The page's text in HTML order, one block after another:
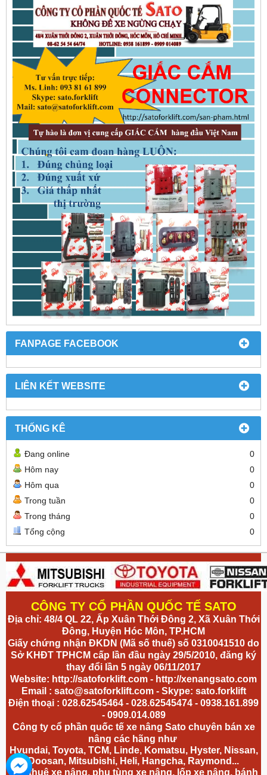
FANPAGE FACEBOOK
LIÊN KẾT WEBSITE
THỐNG KÊ
Đang online
0
Hôm nay
0
Hôm qua
0
Trong tuần
0
Trong tháng
0
Tổng cộng
0
CÔNG TY CỔ PHẦN QUỐC TẾ SATO
Địa chỉ: 48/4 QL 22, Ấp Xuân Thới Đông 2, Xã Xuân Thới
Đông, Huyện Hóc Môn, TP.HCM
Giấy chứng nhận ĐKDN (Mã số thuế) số 0310041510 do
Sở KHĐT TPHCM cấp lần đầu ngày 29/5/2010, đăng ký
thay đổi lần 5 ngày 06/11/2017
Website: http://satoforklift.com - http://xenangsato.com
Email : sato@satoforklift.com- Skype: sato.forklift
Điện thoại : 028.62545464 - 028.62545474 - 0938.161.899
- 0909.014.089
Công ty cổ phần quốc tế xe nâng Sato chuyên bán xe
nâng các hãng như
Hyundai, Toyota, TCM, Linde, Komatsu, Hyster, Nissan,
Doosan, Mitsubishi, Heli, Hangcha, Raymond...
cho thuê xe nâng, phụ tùng xe nâng, lốp xe nâng, bánh